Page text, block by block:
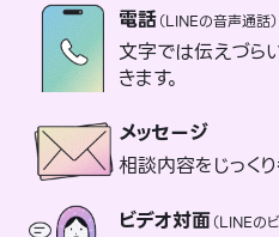
電話（LINEの音声通話）
文字では伝えづら
きます。
メッセージ
相談内容をじっく
ビデオ対面（LINEの